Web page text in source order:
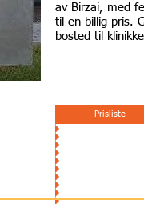
av Birzai, med
til en billig pris.
bosted til
Prisliste